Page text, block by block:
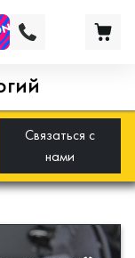
Связаться с
нами
деталей